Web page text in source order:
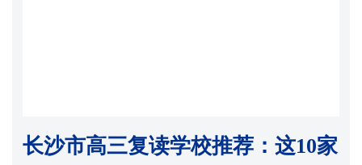
长沙市高三复读学校推荐：这10家